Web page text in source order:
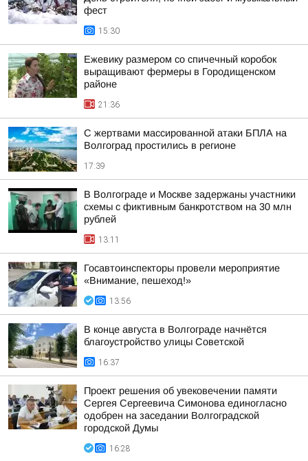
фест
15:30
Ежевику размером со спичечный коробок
выращивают фермеры в Городищенском
районе
21:36
С жертвами массированной атаки БПЛА на
Волгоград простились в регионе
17:39
В Волгограде и Москве задержаны участники
схемы с фиктивным банкротством на 30 млн
рублей
13:11
Госавтоинспекторы провели мероприятие
«Внимание, пешеход!»
13:56
В конце августа в Волгограде начнётся
благоустройство улицы Советской
16:37
Проект решения об увековечении памяти
Сергея Сергеевича Симонова единогласно
одобрен на заседании Волгоградской
городской Думы
16:28